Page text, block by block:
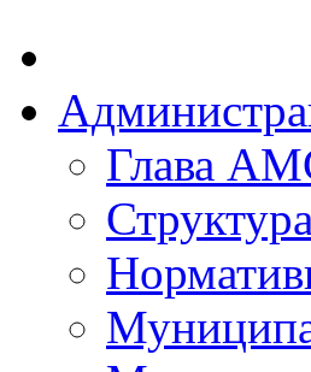
Глава
Структура